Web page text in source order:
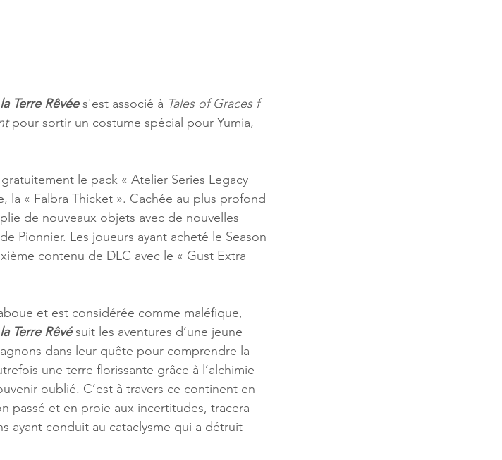
Terre Rêvée s'est associé à Tales of Graces f
pour sortir un costume spécial pour Yumia,
le pack « Atelier Series Legacy
« Falbra Thicket ». Cachée au plus profond
de nouveaux objets avec de nouvelles
Pionnier. Les joueurs ayant acheté le Season
contenu de DLC avec le « Gust Extra
et est considérée comme maléfique,
Terre Rêvé suit les aventures d’une jeune
dans leur quête pour comprendre la
une terre florissante grâce à l’alchimie
oublié. C’est à travers ce continent en
passé et en proie aux incertitudes, tracera
ayant conduit au cataclysme qui a détruit